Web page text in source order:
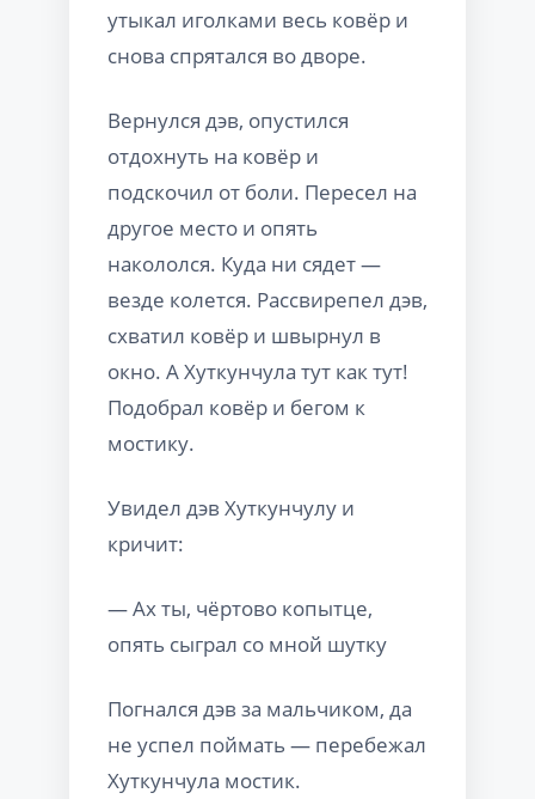
утыкал иголками весь ковёр и
снова спрятался во дворе.
Вернулся дэв, опустился
отдохнуть на ковёр и
подскочил от боли. Пересел на
другое место и опять
накололся. Куда ни сядет —
везде колется. Рассвирепел дэв,
схватил ковёр и швырнул в
окно. А Хуткунчула тут как тут!
Подобрал ковёр и бегом к
мостику.
Увидел дэв Хуткунчулу и
кричит:
— Ах ты, чёртово копытце,
опять сыграл со мной шутку
Погнался дэв за мальчиком, да
не успел поймать — перебежал
Хуткунчула мостик.